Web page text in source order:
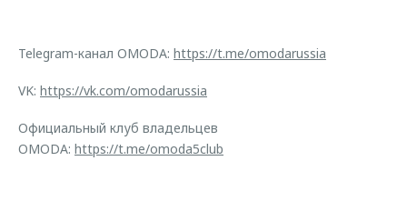
Telegram-канал OMODA: https://t.me/omodarussia
VK: https://vk.com/omodarussia
Официальный клуб владельцев
OMODA: https://t.me/omoda5club